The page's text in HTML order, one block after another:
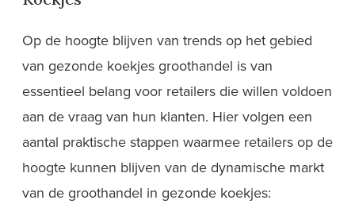
Op de hoogte blijven van trends op het gebied
van gezonde koekjes groothandel is van
essentieel belang voor retailers die willen voldoen
aan de vraag van hun klanten. Hier volgen een
aantal praktische stappen waarmee retailers op de
hoogte kunnen blijven van de dynamische markt
van de groothandel in gezonde koekjes: